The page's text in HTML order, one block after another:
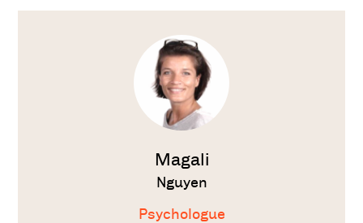
Voir
Magali
Nguyen
Psychologue